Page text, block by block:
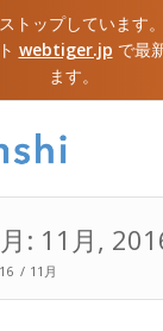
トップしています
webtiger.jp で最
ます。
: 11月,
/ 11月